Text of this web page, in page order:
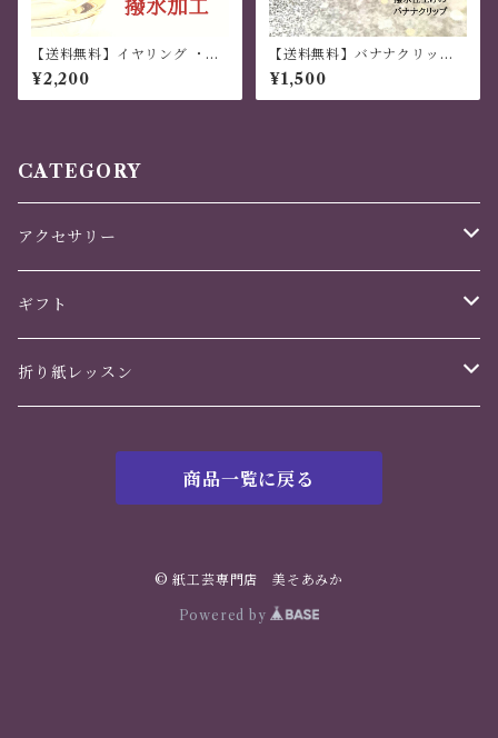
【送料無料】イヤリング ・ピ
アス 「幸菱」三枚組 菱形モチ
ーフ 千歳緑
¥2,200
【送料無料】バナナクリップ
アーチ型 和モダン 蛍光
色 現代千代紙・和紙
¥1,500
CATEGORY
アクセサリー
かんざし
ヘアアクセサリー
ギフト
誕生日
ホワイトデー
折り紙レッスン
商品一覧に戻る
© 紙工芸専門店 美そあみか
Powered by